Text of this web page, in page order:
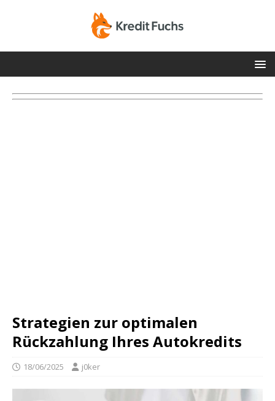
Strategien zur optimalen
Rückzahlung Ihres Autokredits
18/06/2025 j0ker